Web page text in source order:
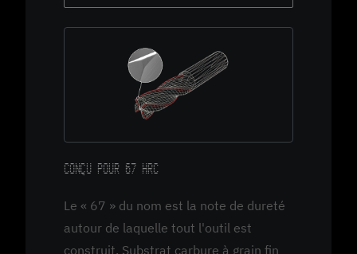
CONÇU POUR 67 HRC
Le « 67 » du nom est la note de dureté
autour de laquelle tout l'outil est
construit. Substrat carbure à grain fin